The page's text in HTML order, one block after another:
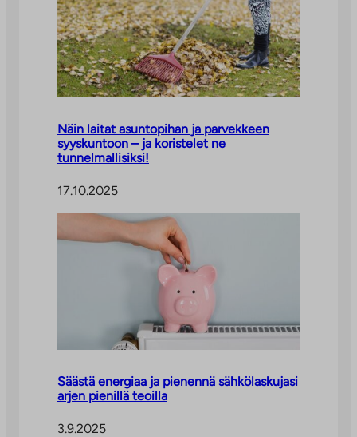
Näin laitat asuntopihan ja parvekkeen
syyskuntoon – ja koristelet ne
tunnelmallisiksi!
17.10.2025
Säästä energiaa ja pienennä sähkölaskujasi
arjen pienillä teoilla
3.9.2025